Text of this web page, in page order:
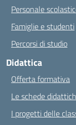
Personale
Famiglie e studenti
Percorsi di studio
Didattica
Offerta formativa
Le schede
I progetti delle